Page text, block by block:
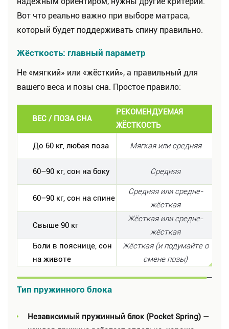
Вот что реально важно при выборе матраса,
который будет поддерживать спину правильно.
Жёсткость: главный параметр
Не «мягкий» или «жёсткий», а правильный для
вашего веса и позы сна. Простое правило:
ВЕС / ПОЗА СНА
РЕКОМЕНДУЕМАЯ
ЖЁСТКОСТЬ
До 60 кг, любая поза Мягкая или средняя
60–90 кг, сон на боку Средняя
60–90 кг, сон на спине
Средняя или средне-
жёсткая
Свыше 90 кг
Жёсткая или средне-
жёсткая
Боли в пояснице, сон
на животе
Жёсткая (и подумайте о
смене позы)
Тип пружинного блока
Независимый пружинный блок (Pocket Spring) —